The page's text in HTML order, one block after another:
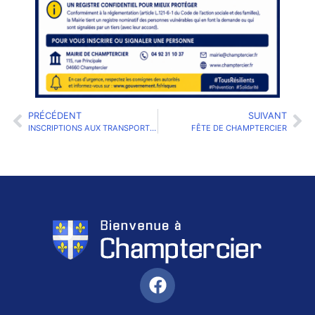
PRÉCÉDENT
INSCRIPTIONS AUX TRANSPORTS SCOLAIRES
SUIVANT
FÊTE DE CHAMPTERCIER